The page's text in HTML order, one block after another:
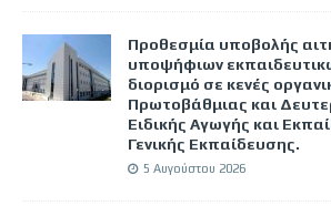
Προθεσμία υποβολής
υποψήφιων
διορισμό σε κενές
Πρωτοβάθμιας και
Ειδικής Αγωγής και
Γενικής Εκπαίδευσης.
5 Αυγούστου 2026